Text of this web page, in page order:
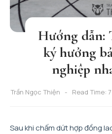
Hướng dẫn:
ký hưởng
nghiệp
Trần Ngọc Thiện Read Time:
Sau khi chấm dứt hợp đồng